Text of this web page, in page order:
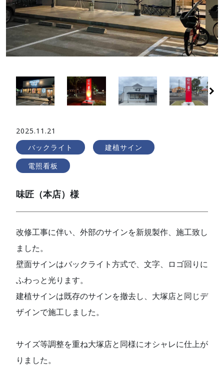
2025.11.21
バックライト
建植サイン
電照看板
味匠（本店）様
改修工事に伴い、外部のサインを新規製作、施工致し
ました。
壁面サインはバックライト方式で、文字、ロゴ回りに
ふわっと光ります。
建植サインは既存のサインを撤去し、大塚店と同じデ
ザインで施工しました。
サイズ等調整を重ね大塚店と同様にオシャレに仕上が
りました。